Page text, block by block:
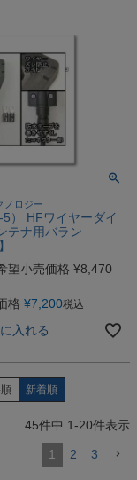
ノロジー
5） HFワイヤーダイ
テナ用バラン
望小売価格 ¥8,470
格 ¥7,200税込
入れる
新着順
45件中 1-20件表示
1 2 3